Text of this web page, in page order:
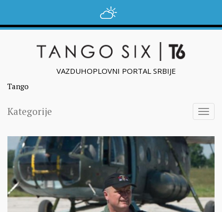
VAZDUHOPLOVNI PORTAL SRBIJE
Tango
Kategorije